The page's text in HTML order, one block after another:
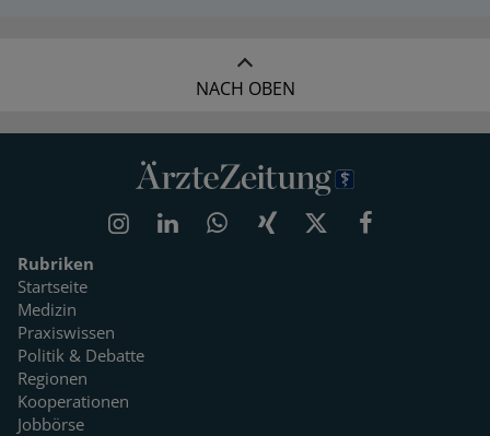
NACH OBEN
Rubriken
Startseite
Medizin
Praxiswissen
Politik & Debatte
Regionen
Kooperationen
Jobbörse